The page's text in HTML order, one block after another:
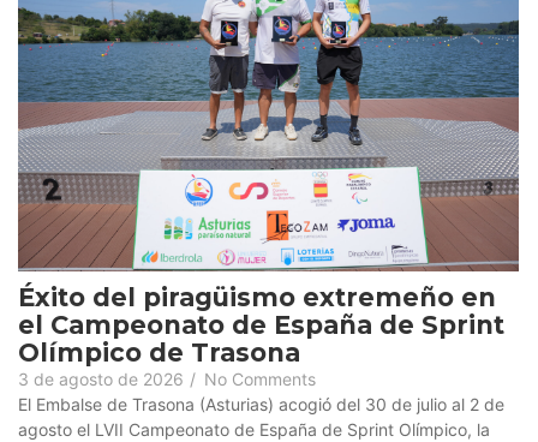
Éxito del piragüismo extremeño en
el Campeonato de España de Sprint
Olímpico de Trasona
3 de agosto de 2026 / No Comments
El Embalse de Trasona (Asturias) acogió del 30 de julio al 2 de
agosto el LVII Campeonato de España de Sprint Olímpico, la